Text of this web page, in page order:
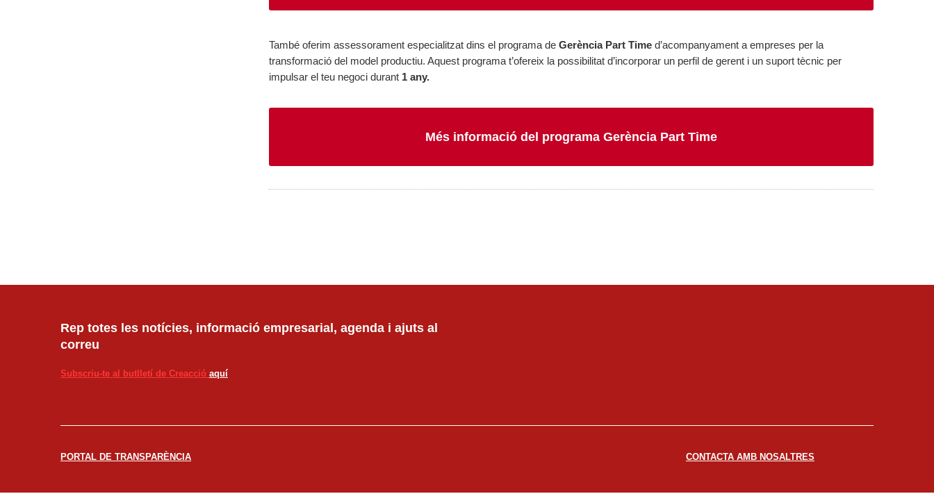
També oferim assessorament especialitzat dins el programa de Gerència Part Time d’acompanyament a empreses per la
transformació del model productiu. Aquest programa t’ofereix la possibilitat d’incorporar un perfil de gerent i un suport tècnic per
impulsar el teu negoci durant 1 any.
Més informació del programa Gerència Part Time
Rep totes les notícies, informació empresarial, agenda i ajuts al
correu
Subscriu-te al butlletí de Creacció aquí
PORTAL DE TRANSPARÈNCIA CONTACTA AMB NOSALTRES